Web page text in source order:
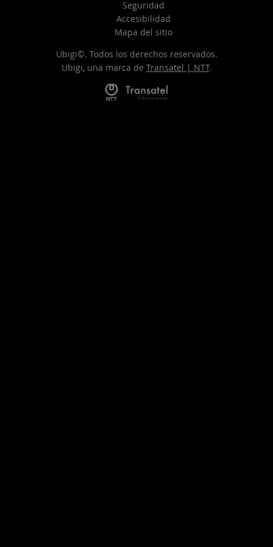
Seguridad
Accesibilidad
Mapa del sitio
Ubigi©. Todos los derechos reservados.
Ubigi, una marca de Transatel | NTT.